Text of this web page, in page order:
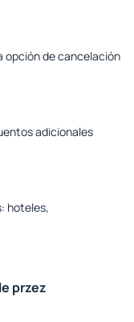
opción de cancelación
adicionales
hoteles,
przez